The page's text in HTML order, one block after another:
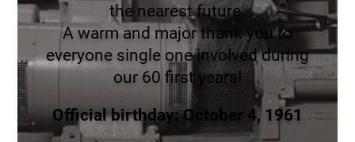
the nearest future.
A warm and major thank you to
everyone single one involved during
our 60 first years!
Official birthday: October 4, 1961